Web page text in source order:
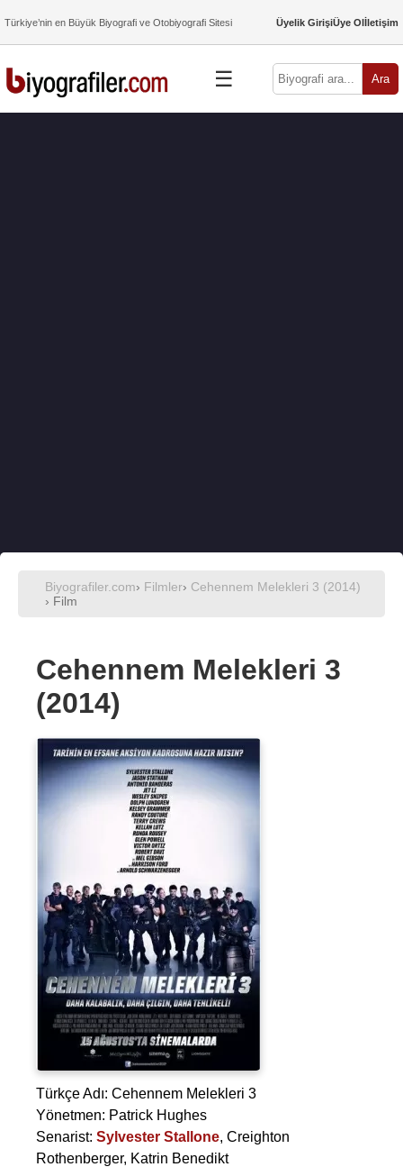
Türkiye’nin en Büyük Biyografi ve Otobiyografi Sitesi Üyelik GirişiÜye Olİletişim
☰ Ara
Biyografiler.com› Filmler› Cehennem Melekleri 3 (2014)
› Film
Cehennem Melekleri 3
(2014)
Türkçe Adı: Cehennem Melekleri 3
Yönetmen: Patrick Hughes
Senarist: Sylvester Stallone, Creighton
Rothenberger, Katrin Benedikt